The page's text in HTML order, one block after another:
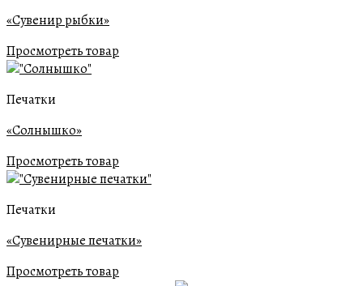
«Сувенир рыбки»
Просмотреть товар
Печатки
«Солнышко»
Просмотреть товар
Печатки
«Сувенирные печатки»
Просмотреть товар